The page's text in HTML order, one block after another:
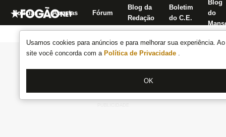
Usamos cookies para anúncios e para melhorar sua experiência.
site você concorda com a Política de Privacidade .
OK
Notícias Apostas Fórum
Blog da
Redação
Boletim
do C.E.
Blog
do